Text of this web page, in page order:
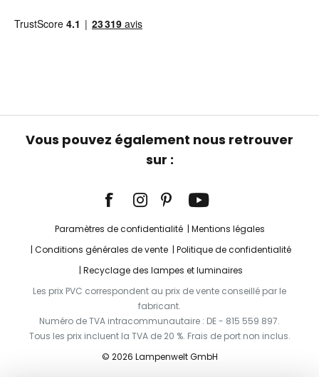
Vous pouvez également nous retrouver
sur :
Paramètres de confidentialité
Mentions légales
Conditions générales de vente
Politique de confidentialité
Recyclage des lampes et luminaires
Les prix PVC correspondent au prix de vente conseillé par le
fabricant.
Numéro de TVA intracommunautaire : DE - 815 559 897.
Tous les prix incluent la TVA de 20 %. Frais de port non inclus.
© 2026 Lampenwelt GmbH